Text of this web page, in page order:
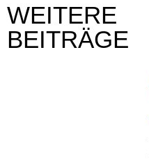
WEITERE
BEITRÄGE